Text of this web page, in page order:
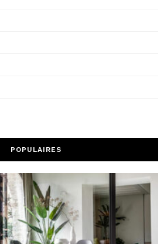
POPULAIRES